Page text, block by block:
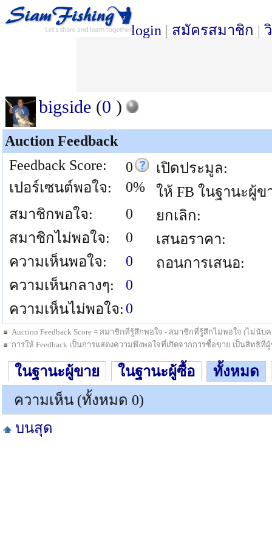
login | สมัครสมาชิก |
bigside (0 )
Auction Feedback
Feedback Score:
0
เปอร์เซนต์พอใจ:
0%
สมาชิกพอใจ:
0
สมาชิกไม่พอใจ:
0
ความเห็นพอใจ:
0
ความเห็นกลางๆ:
0
ความเห็นไม่พอใจ: 0
เปิดประมูล:
ให้ FB ในฐานะผู้ข
ยกเลิก:
เสนอราคา:
ถอนการเสนอ:
Auction Feedback Score = สมาชิกที่รู้สึกพอใจ - สมาชิกที่รู้สึกไม่พอใจ (ไม่นั
การให้ Feedback เป็นการแสดงความพึงพอใจที่เกิดจากการซื้อขาย เป็นสิทธิ
ในฐานะผู้ขาย ในฐานะผู้ซื้อ
ทั้งหมด
ความเห็น (ทั้งหมด 0)
บนสุด